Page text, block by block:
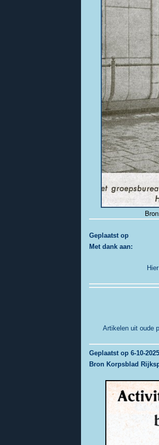
Geplaatst op
Met dank aan:
Artikelen uit oude
Geplaatst op 6-10-2025
Bron Korpsblad